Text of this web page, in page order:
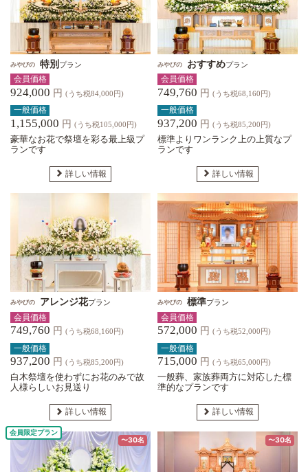
みやびの 特別 プラン
会員価格
924,000 円 (うち税84,000円)
一般価格
1,155,000 円 (うち税105,000円)
豪華なお花で祭壇を彩る最上級プ
ランです
詳しい情報
みやびの おすすめプラン
会員価格
749,760 円 (うち税68,160円)
一般価格
937,200 円 (うち税85,200円)
標準よりワンランク上の上質なプ
ランです
詳しい情報
みやびの アレンジ花プラン
会員価格
749,760 円 (うち税68,160円)
一般価格
937,200 円 (うち税85,200円)
白木祭壇を使わずにお花のみで故
人様らしいお見送り
詳しい情報
みやびの 標準プラン
会員価格
572,000 円 (うち税52,000円)
一般価格
715,000 円 (うち税65,000円)
一般葬、家族葬両方に対応した標
準的なプランです
詳しい情報
会員限定プラン
〜30名
〜30名